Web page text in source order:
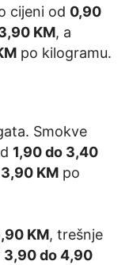
cijeni od 0,90
KM, a
po kilogramu.
Smokve
1,90 do 3,40
KM po
KM, trešnje
3,90 do 4,90